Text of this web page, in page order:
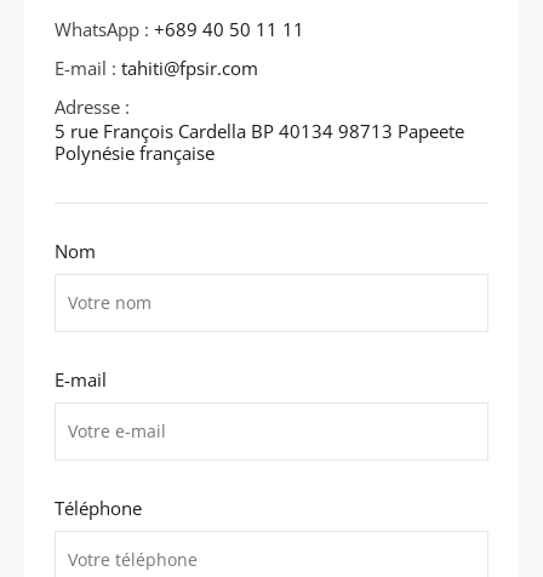
WhatsApp : +689 40 50 11 11
E-mail : tahiti@fpsir.com
Adresse :
5 rue François Cardella BP 40134 98713 Papeete
Polynésie française
Nom
E-mail
Téléphone